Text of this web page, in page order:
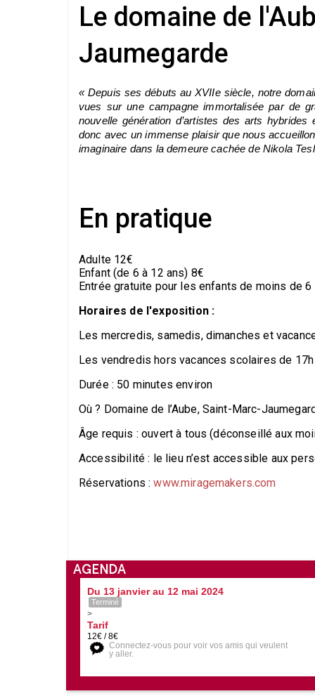
Le domaine de
Jaumegarde
« Depuis ses débuts au XVIIe siècle, notre
vues sur une campagne immortalisée par de
nouvelle génération d’artistes des arts
donc avec un immense plaisir que nous
imaginaire dans la demeure cachée de Nikola
En pratique
Adulte 12€
Enfant (de 6 à 12 ans) 8€
Entrée gratuite pour les enfants de moins de 6
Horaires de l'exposition :
Les mercredis, samedis, dimanches et
Les vendredis hors vacances scolaires de
Durée : 50 minutes environ
Où ? Domaine de l’Aube, Saint-Marc-
Âge requis : ouvert à tous (déconseillé aux
Accessibilité : le lieu n’est accessible aux
Réservations :www.miragemakers.com
AGENDA
Du 13 janvier au 12 mai 2024
Terminé
>
Tarif
12€ / 8€
Connectez-vous pour voir vos amis qui veulent
y aller.